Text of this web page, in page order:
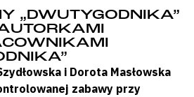
„DWUTYGODNIKA”
i Dorota Masłowska
zabawy przy